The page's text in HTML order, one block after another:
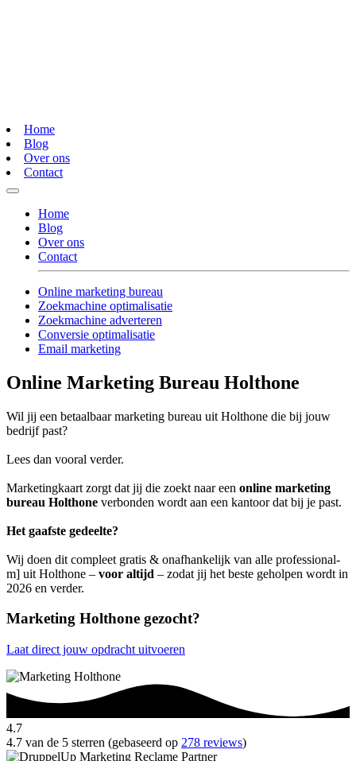
Home
Blog
Over ons
Contact
Home
Blog
Over ons
Contact
Online marketing bureau
Zoekmachine optimalisatie
Zoekmachine adverteren
Conversie optimalisatie
Email marketing
Online Marketing Bureau Holthone
Wil jij een betaalbaar marketing bureau uit Holthone die bij jouw
bedrijf past?
Lees dan vooral verder.
Marketingkaart zorgt dat jij die zoekt naar een online marketing
bureau Holthone verbonden wordt aan een kantoor dat bij je past.
Het gaafste gedeelte?
Wij doen dit compleet gratis & onafhankelijk van alle professional-
m] uit Holthone – voor altijd – zodat jij het beste geholpen wordt in
2026 en verder.
Marketing Holthone gezocht?
Laat direct jouw opdracht uitvoeren
4.7
4.7 van de 5 sterren (gebaseerd op 278 reviews)